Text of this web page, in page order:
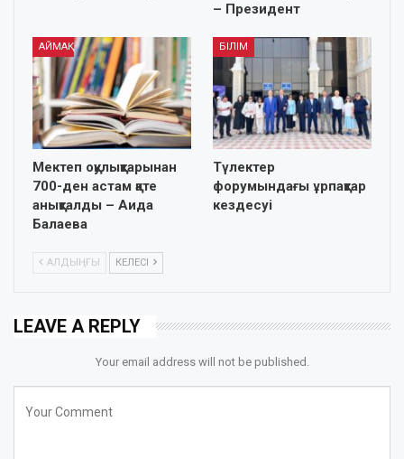
– Президент
АЙМАҚ
Мектеп оқулықтарынан
700-ден астам қате
анықталды – Аида
Балаева
БІЛІМ
Түлектер
форумындағы ұрпақтар
кездесуі
АЛДЫҢҒЫ КЕЛЕСІ
LEAVE A REPLY
Your email address will not be published.